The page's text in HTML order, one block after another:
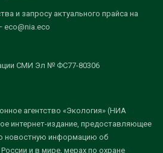
и запросу актуального прайса на
СМИ Эл № ФС77-80306
агентство «Экология» (НИА
интернет-издание, предоставляющее
новостную информацию об
и в мире, мерах по охране